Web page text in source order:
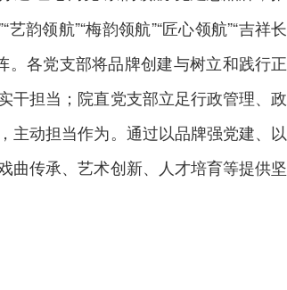
韵领航”“梅韵领航”“匠心领航”“吉祥长
。各党支部将品牌创建与树立和践行正
干担当；院直党支部立足行政管理、政
主动担当作为。通过以品牌强党建、以
曲传承、艺术创新、人才培育等提供坚